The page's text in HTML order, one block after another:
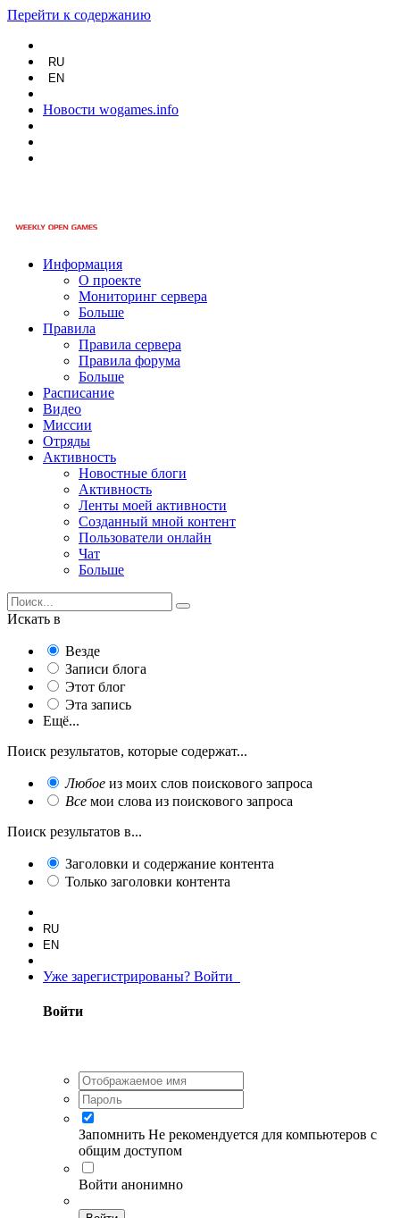
Перейти к содержанию
RU
EN
Новости wogames.info
Информация
О проекте
Мониторинг сервера
Больше
Правила
Правила сервера
Правила форума
Больше
Расписание
Видео
Миссии
Отряды
Активность
Новостные блоги
Активность
Ленты моей активности
Созданный мной контент
Пользователи онлайн
Чат
Больше
Искать в
Везде
Записи блога
Этот блог
Эта запись
Ещё...
Поиск результатов, которые содержат...
Любое из моих слов поискового запроса
Все мои слова из поискового запроса
Поиск результатов в...
Заголовки и содержание контента
Только заголовки контента
RU
EN
Уже зарегистрированы? Войти
Войти
Запомнить Не рекомендуется для компьютеров с
общим доступом
Войти анонимно